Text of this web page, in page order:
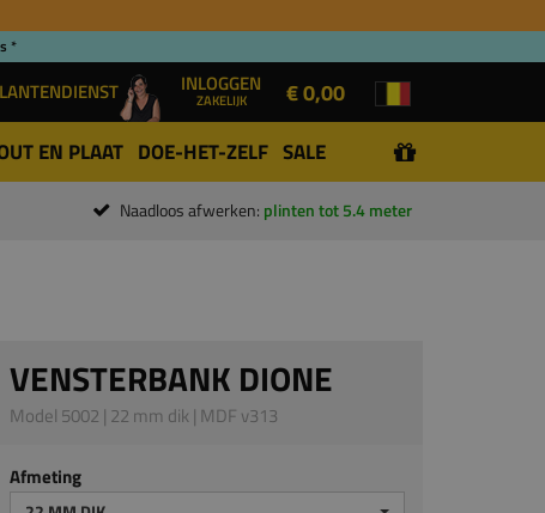
*
INLOGGEN
ZAKELIJK € 0,00
EN PLAAT DOE-HET-ZELF SALE
Naadloos afwerken: plinten tot 5.4 meter
VENSTERBANK DIONE
Model 5002 | 22 mm dik | MDF v313
Afmeting